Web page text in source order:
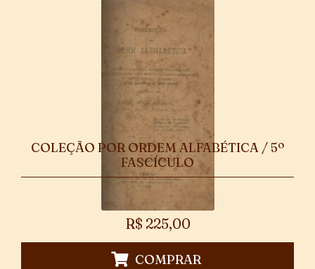
COLEÇÃO POR ORDEM ALFABÉTICA / 5º
FASCÍCULO
R$ 225,00
COMPRAR